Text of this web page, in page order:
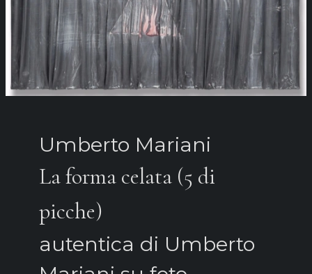
Umberto Mariani
La forma celata (5 di
picche)
autentica di Umberto